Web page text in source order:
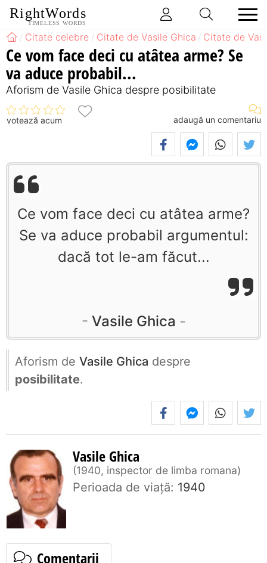
RightWords
TIMELESS WORDS
Citate celebre Citate de Vasile Ghica Citate de
Ce vom face deci cu atâtea arme? Se
va aduce probabil...
Aforism de Vasile Ghica despre posibilitate
votează acum adaugă un comentariu
Ce vom face deci cu atâtea arme?
Se va aduce probabil argumentul:
dacă tot le-am făcut...
Vasile Ghica
Aforism de Vasile Ghica despre
posibilitate.
Vasile Ghica
1940, inspector de limba romana
Perioada de viaţă: 1940
Comentarii